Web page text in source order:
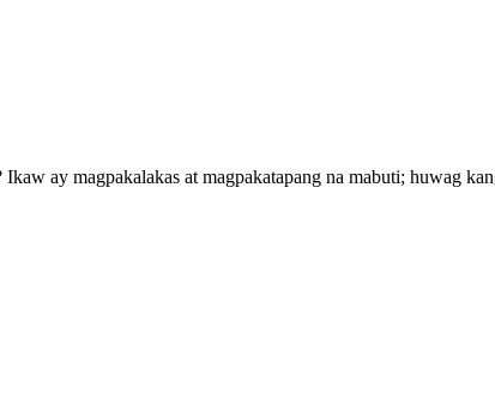
ay magpakalakas at magpakatapang na mabuti; huwag